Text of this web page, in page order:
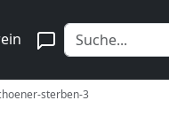
sterben-3